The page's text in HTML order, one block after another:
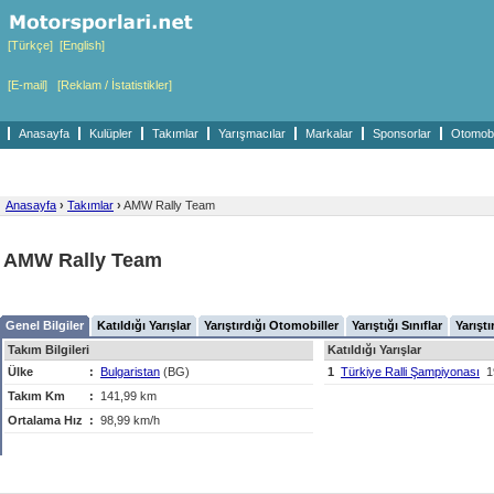
[Türkçe] [English]
[E-mail] [Reklam / İstatistikler]
Anasayfa Kulüpler Takımlar Yarışmacılar Markalar Sponsorlar
Anasayfa › Takımlar › AMW Rally Team
AMW Rally Team
Genel Bilgiler Katıldığı Yarışlar Yarıştırdığı Otomobiller Yarıştığı Sınıflar
Takım Bilgileri
Ülke
: Bulgaristan (BG)
Takım Km
:
141,99 km
Ortalama Hız
: 98,99 km/h
Katıldığı Yarışlar
1 Türkiye Ralli Şampiyonası